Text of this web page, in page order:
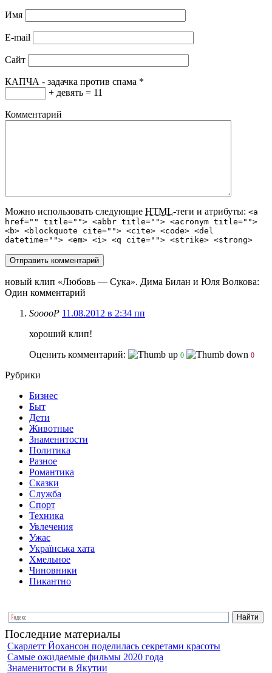
Имя
E-mail
Сайт
КАПЧА - задачка против спама *
+ девять = 11
Комментарий
Можно использовать следующие HTML-теги и атрибуты: <a
href="" title=""> <abbr title=""> <acronym title="">
<b> <blockquote cite=""> <cite> <code> <del
datetime=""> <em> <i> <q cite=""> <strike> <strong>
новый клип «Любовь — Сука». Дима Билан и Юля Волкова:
Один комментарий
SooooP 11.08.2012 в 2:34 пп
хороший клип!
Оценить комментарий:
0 0
Рубрики
Бизнес
Быт
Дети
Животные
Знаменитости
Политика
Разное
Романтика
Сказки
Служба
Спорт
Техника
Увлечения
Ужас
Українська хата
Хмельное
Чиновники
Пикантно
Последние материалы
Скарлетт Йохансон поделилась секретами красоты
Самые ожидаемые фильмы 2020 года
Знаменитости в Якутии